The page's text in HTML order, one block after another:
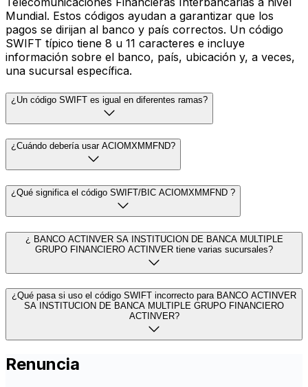
Mundial. Estos códigos ayudan a garantizar que los
pagos se dirijan al banco y país correctos. Un código
SWIFT típico tiene 8 u 11 caracteres e incluye
información sobre el banco, país, ubicación y, a veces,
una sucursal específica.
¿Un código SWIFT es igual en diferentes ramas?
¿Cuándo debería usar ACIOMXMMFND?
¿Qué significa el código SWIFT/BIC ACIOMXMMFND ?
¿ BANCO ACTINVER SA INSTITUCION DE BANCA MULTIPLE
GRUPO FINANCIERO ACTINVER tiene varias sucursales?
¿Qué pasa si uso el código SWIFT incorrecto para BANCO ACTINVER
SA INSTITUCION DE BANCA MULTIPLE GRUPO FINANCIERO
ACTINVER?
Renuncia